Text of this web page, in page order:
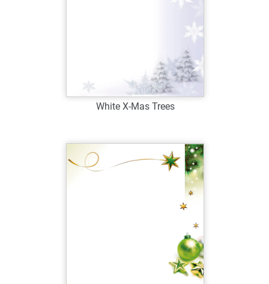
White X-Mas Trees
Art.-Nr.: W39064
Verfügbar
Zum Merkzettel hinzufügen